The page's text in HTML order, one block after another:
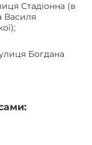
Стадіонна (в
Василя
Богдана